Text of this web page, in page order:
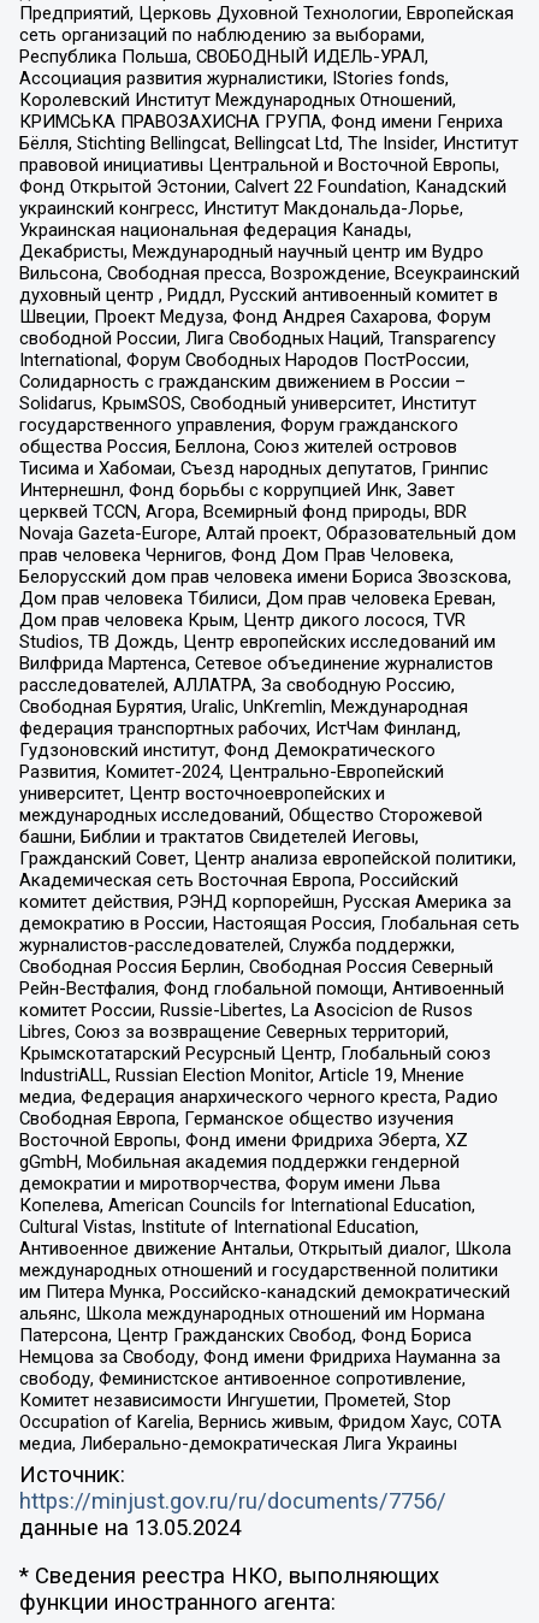
Предприятий, Церковь Духовной Технологии, Европейская
сеть организаций по наблюдению за выборами,
Республика Польша, СВОБОДНЫЙ ИДЕЛЬ-УРАЛ,
Ассоциация развития журналистики, IStories fonds,
Королевский Институт Международных Отношений,
КРИМСЬКА ПРАВОЗАХИСНА ГРУПА, Фонд имени Генриха
Бёлля, Stichting Bellingcat, Bellingcat Ltd, The Insider, Институт
правовой инициативы Центральной и Восточной Европы,
Фонд Открытой Эстонии, Calvert 22 Foundation, Канадский
украинский конгресс, Институт Макдональда-Лорье,
Украинская национальная федерация Канады,
Декабристы, Международный научный центр им Вудро
Вильсона, Свободная пресса, Возрождение, Всеукраинский
духовный центр , Риддл, Русский антивоенный комитет в
Швеции, Проект Медуза, Фонд Андрея Сахарова, Форум
свободной России, Лига Свободных Наций, Transparеncy
International, Форум Свободных Народов ПостРоссии,
Солидарность с гражданским движением в России –
Solidarus, КрымSOS, Свободный университет, Институт
государственного управления, Форум гражданского
общества Россия, Беллона, Союз жителей островов
Тисима и Хабомаи, Съезд народных депутатов, Гринпис
Интернешнл, Фонд борьбы с коррупцией Инк, Завет
церквей TCCN, Агора, Всемирный фонд природы, BDR
Novaja Gazeta-Europe, Алтай проект, Образовательный дом
прав человека Чернигов, Фонд Дом Прав Человека,
Белорусский дом прав человека имени Бориса Звозскова,
Дом прав человека Тбилиси, Дом прав человека Ереван,
Дом прав человека Крым, Центр дикого лосося, TVR
Studios, ТВ Дождь, Центр европейских исследований им
Вилфрида Мартенса, Сетевое объединение журналистов
расследователей, АЛЛАТРА, За свободную Россию,
Свободная Бурятия, Uralic, UnKremlin, Международная
федерация транспортных рабочих, ИстЧам Финланд,
Гудзоновский институт, Фонд Демократического
Развития, Комитет-2024, Центрально-Европейский
университет, Центр восточноевропейских и
международных исследований, Общество Сторожевой
башни, Библии и трактатов Свидетелей Иеговы,
Гражданский Совет, Центр анализа европейской политики,
Академическая сеть Восточная Европа, Российский
комитет действия, РЭНД корпорейшн, Русская Америка за
демократию в России, Настоящая Россия, Глобальная сеть
журналистов-расследователей, Служба поддержки,
Свободная Россия Берлин, Свободная Россия Северный
Рейн-Вестфалия, Фонд глобальной помощи, Антивоенный
комитет России, Russie-Libertes, La Asocicion de Rusos
Libres, Союз за возвращение Северных территорий,
Крымскотатарский Ресурсный Центр, Глобальный союз
IndustriALL, Russian Election Monitor, Article 19, Мнение
медиа, Федерация анархического черного креста, Радио
Свободная Европа, Германское общество изучения
Восточной Европы, Фонд имени Фридриха Эберта, XZ
gGmbH, Мобильная академия поддержки гендерной
демократии и миротворчества, Форум имени Льва
Копелева, American Councils for International Education,
Cultural Vistas, Institute of International Education,
Антивоенное движение Антальи, Открытый диалог, Школа
международных отношений и государственной политики
им Питера Мунка, Российско-канадский демократический
альянс, Школа международных отношений им Нормана
Патерсона, Центр Гражданских Свобод, Фонд Бориса
Немцова за Свободу, Фонд имени Фридриха Науманна за
свободу, Феминистское антивоенное сопротивление,
Комитет независимости Ингушетии, Прометей, Stop
Occupation of Karelia, Вернись живым, Фридом Хаус, СОТА
медиа, Либерально-демократическая Лига Украины
Источник:
https://minjust.gov.ru/ru/documents/7756/
данные на 13.05.2024
* Сведения реестра НКО, выполняющих
функции иностранного агента: